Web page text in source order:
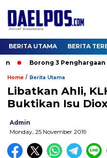
BERITA UTAMA BERITA
Borong 3 Penghargaan
Home / Berita Utama
Libatkan Ahli,
Buktikan Isu
Admin
Monday, 25 November 2019